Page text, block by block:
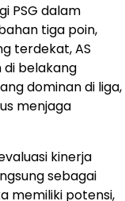
PSG dalam
tiga poin,
terdekat, AS
di belakang
dominan di liga,
menjaga
kinerja
sebagai
memiliki potensi,